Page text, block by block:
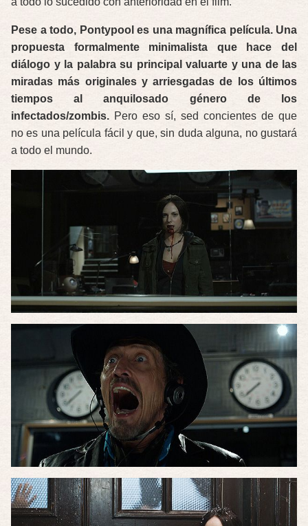
Pese a todo, Pontypool es una magnífica película. Una
propuesta formalmente minimalista que hace del
diálogo y la palabra su principal valuarte y una de las
miradas más originales y arriesgadas de los últimos
tiempos al anquilosado género de los
infectados/zombis. Pero eso sí, sed concientes de que
no es una película fácil y que, sin duda alguna, no gustará
a todo el mundo.